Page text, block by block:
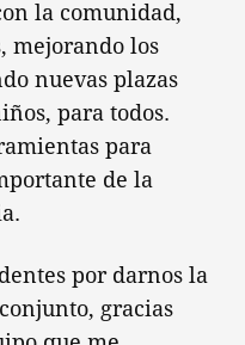
la comunidad,
mejorando los
nuevas plazas
para todos.
para
de la
por darnos la
gracias